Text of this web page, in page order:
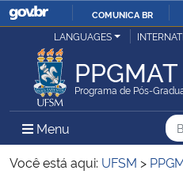
COMUNICA BR
Ministério da Justiça e Segurança Pública
Ministério da Defesa
Ministério das Relações Exteriores
LANGUAGES
PPGMAT
Programa de Pós-
Menu Menu Principal
Você está aqui: UFSM >